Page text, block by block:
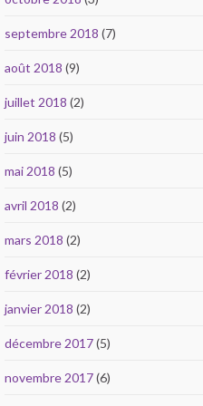
septembre 2018 (7)
août 2018 (9)
juillet 2018 (2)
juin 2018 (5)
mai 2018 (5)
avril 2018 (2)
mars 2018 (2)
février 2018 (2)
janvier 2018 (2)
décembre 2017(5)
novembre 2017(6)